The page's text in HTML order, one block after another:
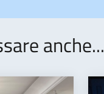
anche...